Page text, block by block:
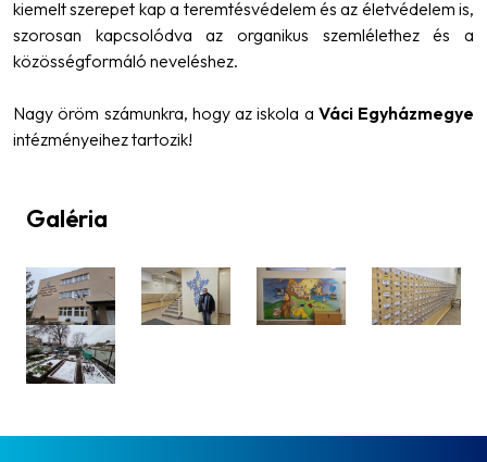
kiemelt szerepet kap a teremtésvédelem és az életvédelem is,
szorosan kapcsolódva az organikus szemlélethez és a
közösségformáló neveléshez.
Nagy öröm számunkra, hogy az iskola a Váci Egyházmegye
intézményeihez tartozik!
Galéria